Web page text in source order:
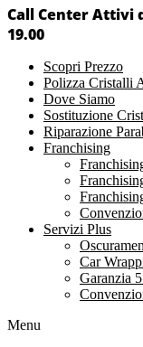
Call Center Attivi
19.00
Scopri Prezzo
Polizza Cristalli
Dove Siamo
Sostituzione
Riparazione
Franchising
Servizi Plus
Car
Garanzia
Menu